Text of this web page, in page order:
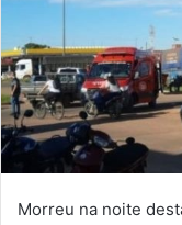
Morreu na noite